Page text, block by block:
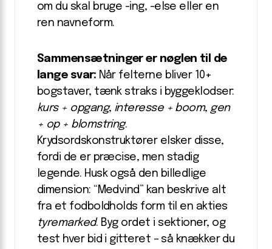
om du skal bruge -ing, -else eller en
ren navneform.
Sammensætninger er nøglen til de
lange svar: Når felterne bliver 10+
bogstaver, tænk straks i byggeklodser:
kurs + opgang, interesse + boom, gen
+ op + blomstring.
Krydsordskonstruktører elsker disse,
fordi de er præcise, men stadig
legende. Husk også den billedlige
dimension: “Medvind” kan beskrive alt
fra et fodboldholds form til en akties
tyremarked. Byg ordet i sektioner, og
test hver bid i gitteret – så knækker du